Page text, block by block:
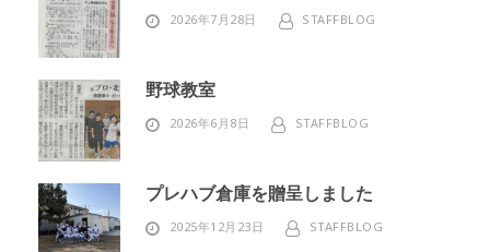
2026年7月28日 STAFFBLOG
野球教室
2026年6月8日 STAFFBLOG
プレハブ倉庫を贈呈しました
2025年12月23日 STAFFBLOG